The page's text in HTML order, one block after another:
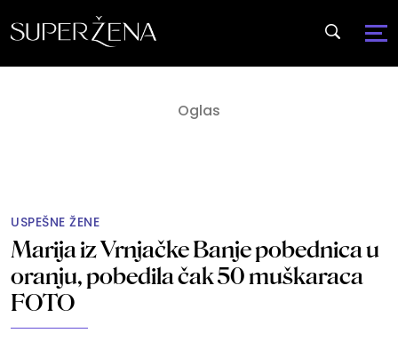
USPEŠNE ŽENE
Marija iz Vrnjačke Banje pobednica u
oranju, pobedila čak 50 muškaraca
FOTO